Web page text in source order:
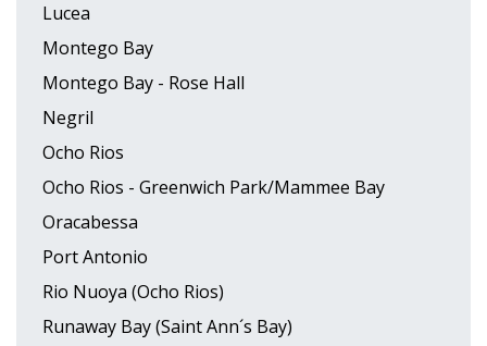
Lucea
Montego Bay
Montego Bay - Rose Hall
Negril
Ocho Rios
Ocho Rios - Greenwich Park/Mammee Bay
Oracabessa
Port Antonio
Rio Nuoya (Ocho Rios)
Runaway Bay (Saint Ann´s Bay)